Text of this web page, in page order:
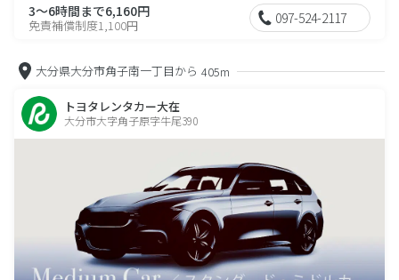
3～6時間まで6,160円
免責補償制度1,100円 097-524-2117
大分県大分市角子南一丁目から 405m
トヨタレンタカー大在
大分市大字角子原字牛尾390